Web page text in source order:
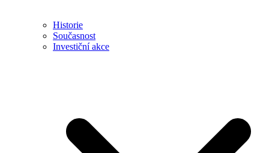
Historie
Současnost
Investiční akce